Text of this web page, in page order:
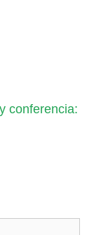
conferencia: